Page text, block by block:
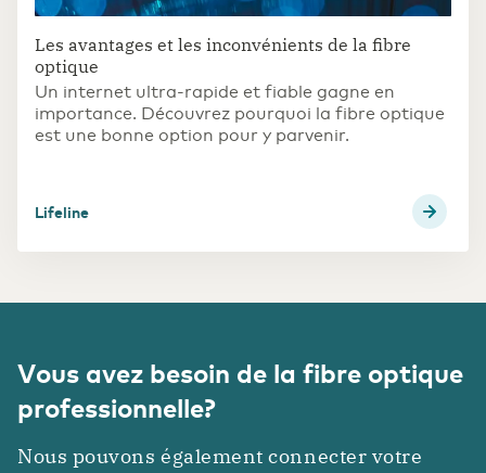
Les avantages et les inconvénients de la fibre
optique
Un internet ultra-rapide et fiable gagne en
importance. Découvrez pourquoi la fibre optique
est une bonne option pour y parvenir.
Lifeline
Vous avez besoin de la fibre optique
professionnelle?
Nous pouvons également connecter votre